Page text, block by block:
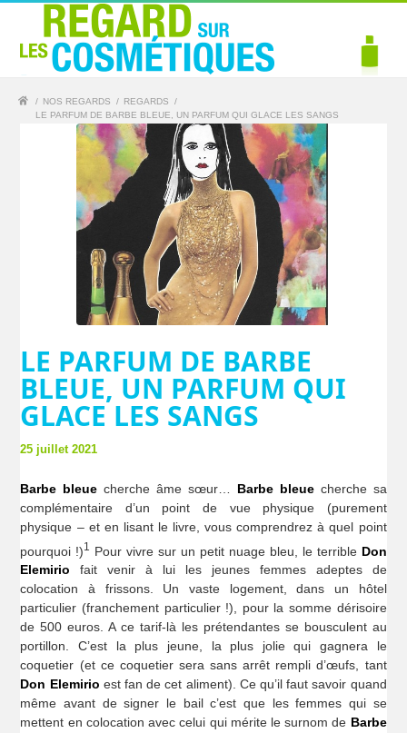
/ NOS REGARDS / REGARDS
/
LE PARFUM DE BARBE BLEUE, UN PARFUM QUI GLACE LES SANGS
LE PARFUM DE BARBE
BLEUE, UN PARFUM QUI
GLACE LES SANGS
25 juillet 2021
Barbe bleue cherche âme sœur… Barbe bleuecherche sa
complémentaire d’un point de vue physique (purement
physique – et en lisant le livre, vous comprendrez à quel point
pourquoi !)1 Pour vivre sur un petit nuage bleu, le terrible Don
Elemirio fait venir à lui les jeunes femmes adeptes de
colocation à frissons. Un vaste logement, dans un hôtel
particulier (franchement particulier !), pour la somme dérisoire
de 500 euros. A ce tarif-là les prétendantes se bousculent au
portillon. C’est la plus jeune, la plus jolie qui gagnera le
coquetier (et ce coquetier sera sans arrêt rempli d’œufs, tant
Don Elemirio est fan de cet aliment). Ce qu’il faut savoir quand
même avant de signer le bail c’est que les femmes qui se
mettent en colocation avec celui qui mérite le surnom de Barbe